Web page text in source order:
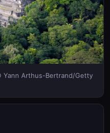
Yann Arthus-Bertrand/Getty